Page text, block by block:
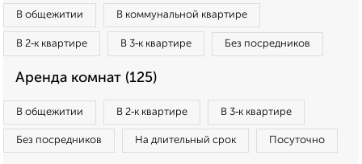
В общежитии В коммунальной квартире
В 2‑к квартире В 3‑к квартире Без посредников
Аренда комнат (125)
В общежитии В 2‑к квартире В 3‑к квартире
Без посредников На длительный срок Посуточно